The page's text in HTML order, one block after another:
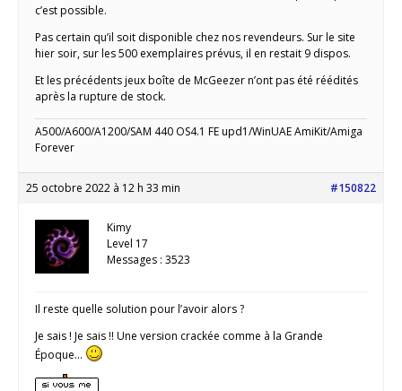
c’est possible.
Pas certain qu’il soit disponible chez nos revendeurs. Sur le site
hier soir, sur les 500 exemplaires prévus, il en restait 9 dispos.
Et les précédents jeux boîte de McGeezer n’ont pas été réédités
après la rupture de stock.
A500/A600/A1200/SAM 440 OS4.1 FE upd1/WinUAE AmiKit/Amiga
Forever
25 octobre 2022 à 12 h 33 min #150822
Kimy
Level 17
Messages : 3523
Il reste quelle solution pour l’avoir alors ?
Je sais ! Je sais !! Une version crackée comme à la Grande
Époque…